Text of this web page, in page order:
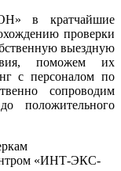
в кратчайшие
проверки
выездную
поможем их
с персоналом по
сопроводим
положительного
«ИНТ-ЭКС-